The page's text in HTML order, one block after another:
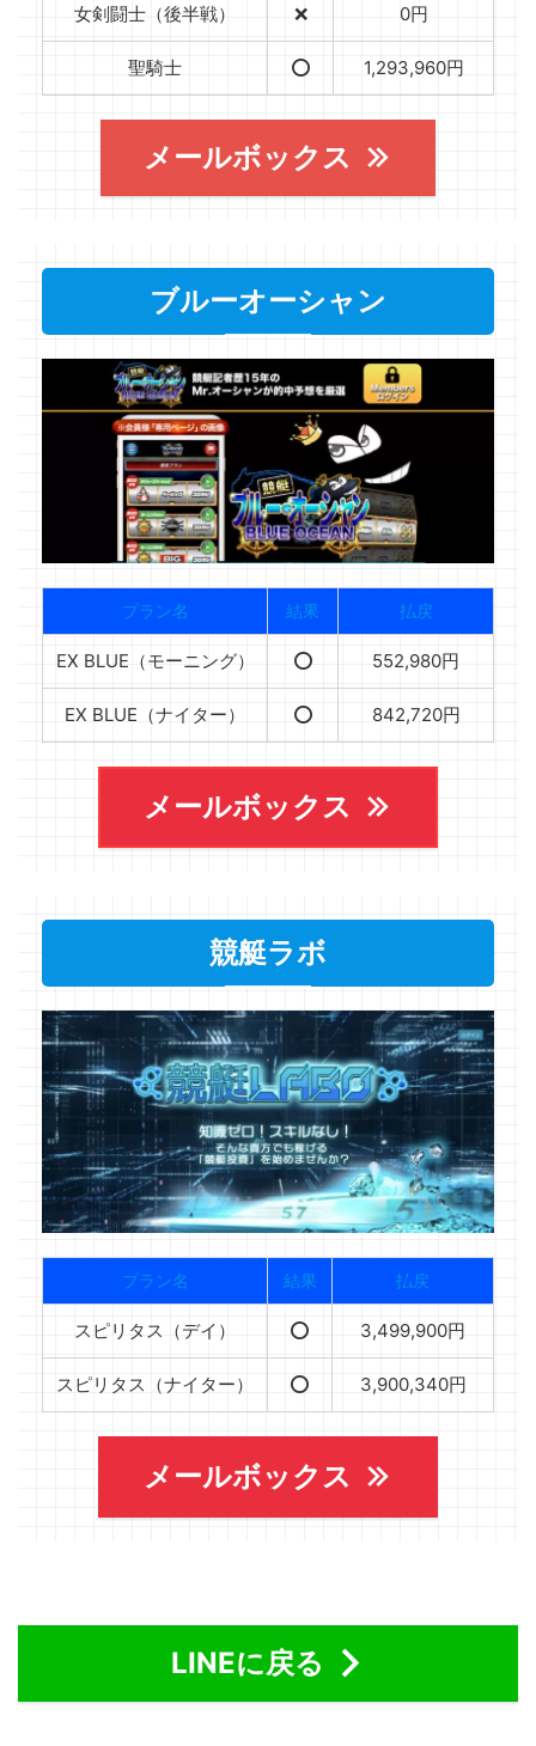
女剣闘士（後半戦） ❌ 0円
聖騎士 ⭕️ 1,293,960円
メールボックス
ブルーオーシャン
プラン名 結果 払戻
EX BLUE（モーニング） ⭕️ 552,980円
EX BLUE（ナイター） ⭕️ 842,720円
メールボックス
競艇ラボ
プラン名 結果 払戻
スピリタス（デイ） ⭕️ 3,499,900円
スピリタス（ナイター） ⭕️ 3,900,340円
メールボックス
LINEに戻る